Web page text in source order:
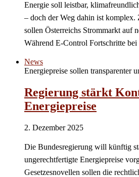
Energie soll leistbar,
– doch der Weg dahin ist komplex.
sollen Österreichs Strommarkt auf
Während E-Control Fortschritte
News
Energiepreise sollen transparenter
Regierung stärkt
Energiepreise
2. Dezember 2025
Die Bundesregierung will künftig
ungerechtfertigte Energiepreise
Gesetzesnovellen sollen die